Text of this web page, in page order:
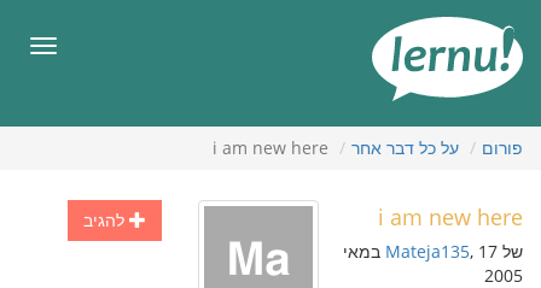
העניינים
פורום על כל דבר אחר i am new here
להגיב i am new here
של Mateja135 , 17 במאי
2005